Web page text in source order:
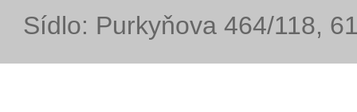
Sídlo: Purkyňova 464/118,